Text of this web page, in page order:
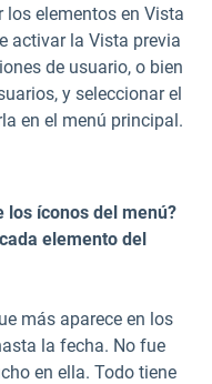
los elementos en Vista
activar la Vista previa
de usuario, o bien
y seleccionar el
en el menú principal.
los íconos del menú?
elemento del
más aparece en los
la fecha. No fue
en ella. Todo tiene